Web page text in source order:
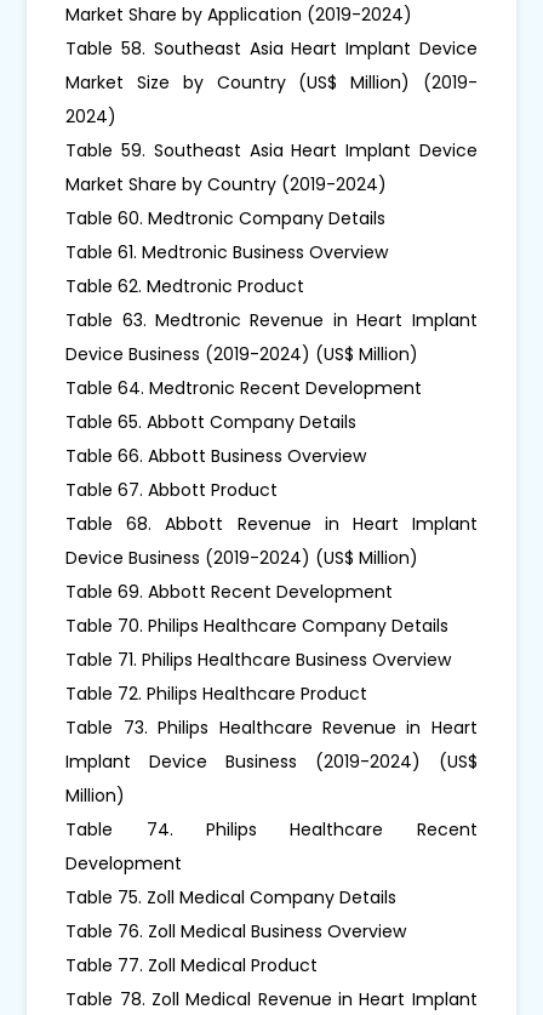
Market Share by Application (2019-2024)
Table 58. Southeast Asia Heart Implant Device
Market Size by Country (US$ Million) (2019-
2024)
Table 59. Southeast Asia Heart Implant Device
Market Share by Country (2019-2024)
Table 60. Medtronic Company Details
Table 61. Medtronic Business Overview
Table 62. Medtronic Product
Table 63. Medtronic Revenue in Heart Implant
Device Business (2019-2024) (US$ Million)
Table 64. Medtronic Recent Development
Table 65. Abbott Company Details
Table 66. Abbott Business Overview
Table 67. Abbott Product
Table 68. Abbott Revenue in Heart Implant
Device Business (2019-2024) (US$ Million)
Table 69. Abbott Recent Development
Table 70. Philips Healthcare Company Details
Table 71. Philips Healthcare Business Overview
Table 72. Philips Healthcare Product
Table 73. Philips Healthcare Revenue in Heart
Implant Device Business (2019-2024) (US$
Million)
Table 74. Philips Healthcare Recent
Development
Table 75. Zoll Medical Company Details
Table 76. Zoll Medical Business Overview
Table 77. Zoll Medical Product
Table 78. Zoll Medical Revenue in Heart Implant